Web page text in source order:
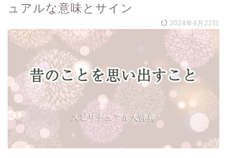
ュアルな意味とサイン
2024年4月22日